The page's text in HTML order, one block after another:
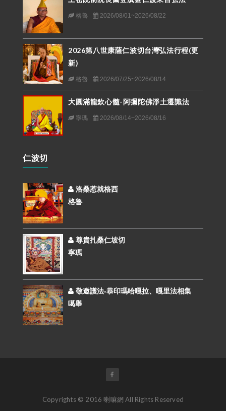
格魯 2026/08/01~2026/08/22
2026第八世康薩仁波切台灣弘法行程(更
新)
格魯 2026/07/25~2026/08/14
大圓滿龍欽心髓-阿彌陀佛淨土遷識法
寧瑪 2026/08/14~2026/08/16
仁波切
洛桑惹就格西
格魯
尊貴扎桑仁坡切
寧瑪
敬邀護法-恭印瑪哈嘎拉、嘎里法相集
噶舉
Copyrights © 2016 喇嘛網 All Rights Reserved